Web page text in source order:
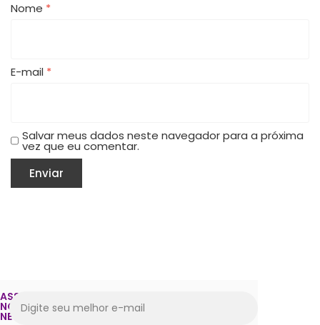
Nome *
E-mail *
Salvar meus dados neste navegador para a próxima
vez que eu comentar.
ASSINE
NOSSA
NEWSLETTER